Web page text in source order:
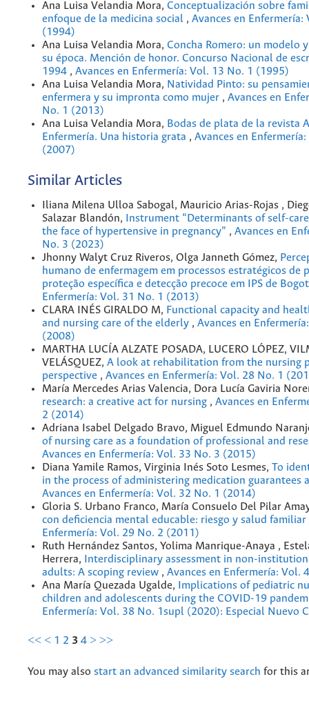
Ana Luisa Velandia Mora, Conceptualización sobre
enfoque de la medicina social , Avances en
(1994)
Ana Luisa Velandia Mora, Concha Romero: un modelo
su época. Mención de honor. Concurso Nacional de
1994 , Avances en Enfermería: Vol. 13 No. 1 (1995)
Ana Luisa Velandia Mora, Natividad Pinto: su
enfermera y su impronta como mujer , Avances en
No. 1 (2013)
Ana Luisa Velandia Mora, Bodas de plata de la revista
Enfermería. Una historia grata , Avances en
(2007)
Similar Articles
Iliana Milena Ulloa Sabogal, Mauricio Arias-Rojas ,
Salazar Blandón,
Instrument “Determinants of self-
the face of hypertensive in pregnancy” , Avances en
No. 3 (2023)
Jhonny Walyt Cruz Riveros, Olga Janneth Gómez,
humano de enfermagem em processos estratégicos de
proteção específica e detecção precoce em IPS de
Enfermería: Vol. 31 No. 1 (2013)
CLARA INÉS GIRALDO M, Functional capacity and
and nursing care of the elderly , Avances en
(2008)
MARTHA LUCÍA ALZATE POSADA, LUCERO LÓPEZ,
VELÁSQUEZ, A look at rehabilitation from the nursing
perspective , Avances en Enfermería: Vol. 28 No. 1
María Mercedes Arias Valencia, Dora Lucía Gaviria
research: a creative act for nursing , Avances en
2 (2014)
Adriana Isabel Delgado Bravo, Miguel Edmundo
of nursing care as a foundation of professional and
Avances en Enfermería: Vol. 33 No. 3 (2015)
Diana Yamile Ramos, Virginia Inés Soto Lesmes, To
in the process of administering medication guarantees
Avances en Enfermería: Vol. 32 No. 1 (2014)
Gloria S. Urbano Franco, María Consuelo Del Pilar
con deficiencia mental educable: riesgo y salud familiar
Enfermería: Vol. 29 No. 2 (2011)
Ruth Hernández Santos, Yolima Manrique-Anaya ,
Herrera,
Interdisciplinary assessment in non-
adults: A scoping review , Avances en Enfermería: Vol.
Ana María Quezada Ugalde,
Implications of pediatric
children and adolescents during the COVID-19
Enfermería: Vol. 38 No. 1supl (2020): Especial Nuevo
<< < 1 2 3 4 > >>
You may also start an advanced similarity search for this